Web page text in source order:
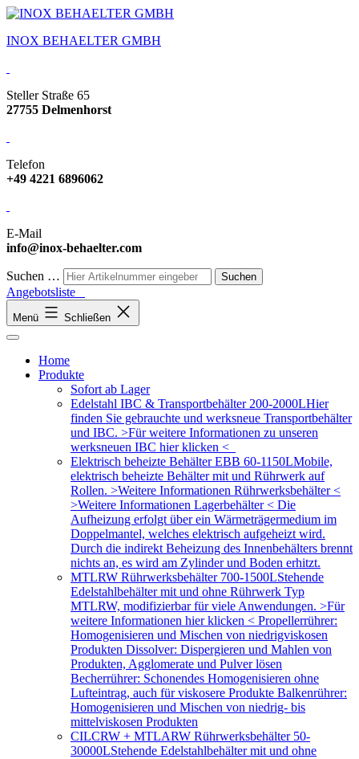
INOX BEHAELTER GMBH
Steller Straße 65
27755 Delmenhorst
Telefon
+49 4221 6896062
E-Mail
info@inox-behaelter.com
Suchen …
Angebotsliste
Menü Schließen
Home
Produkte
Sofort ab Lager
Edelstahl IBC & Transportbehälter 200-2000LHier
finden Sie gebrauchte und werksneue Transportbehälter
und IBC. >Für weitere Informationen zu unseren
werksneuen IBC hier klicken <
Elektrisch beheizte Behälter EBB 60-1150LMobile,
elektrisch beheizte Behälter mit und Rührwerk auf
Rollen. >Weitere Informationen Rührwerksbehälter <
>Weitere Informationen Lagerbehälter < Die
Aufheizung erfolgt über ein Wärmeträgermedium im
Doppelmantel, welches elektrisch aufgeheizt wird.
Durch die indirekt Beheizung des Innenbehälters brennt
nichts an, es wird am Zylinder und Boden erhitzt.
MTLRW Rührwerksbehälter 700-1500LStehende
Edelstahlbehälter mit und ohne Rührwerk Typ
MTLRW, modifizierbar für viele Anwendungen. >Für
weitere Informationen hier klicken < Propellerrührer:
Homogenisieren und Mischen von niedrigviskosen
Produkten Dissolver: Dispergieren und Mahlen von
Produkten, Agglomerate und Pulver lösen
Becherrührer: Schonendes Homogenisieren ohne
Lufteintrag, auch für viskosere Produkte Balkenrührer:
Homogenisieren und Mischen von niedrig- bis
mittelviskosen Produkten
CILCRW + MTLARW Rührwerksbehälter 50-
30000LStehende Edelstahlbehälter mit und ohne